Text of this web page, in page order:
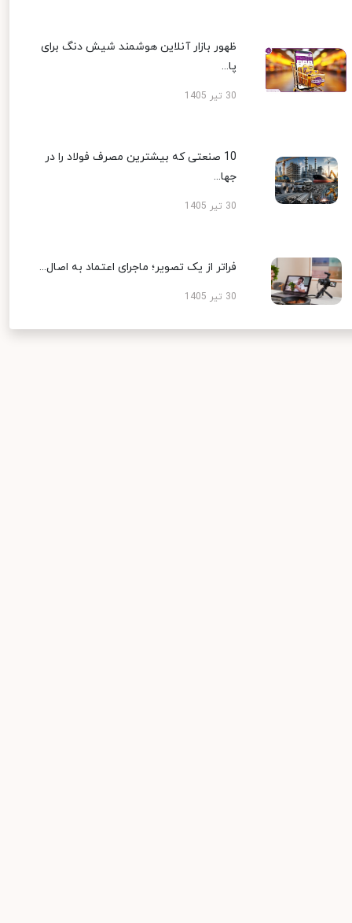
ظهور بازار آنلاین هوشمند شیش دنگ برای
پا...
30 تیر 1405
10 صنعتی که بیشترین مصرف فولاد را در
جها...
30 تیر 1405
فراتر از یک تصویر؛ ماجرای اعتماد به اصال...
30 تیر 1405